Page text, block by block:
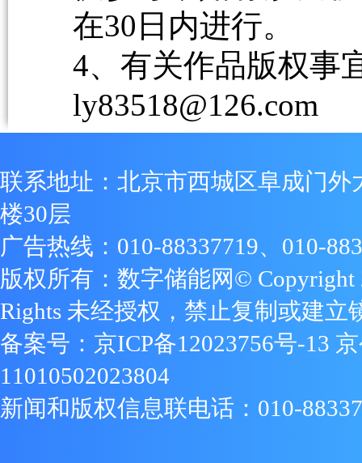
在30日内进行。
4、有关作品版权事
ly83518@126.com
联系地址：北京市西城区阜成门外
楼30层
广告热线：010-88337719、010-
版权所有：数字储能网© Copyright
Rights 未经授权，禁止复制或建立
备案号： 京ICP备12023756号-13
11010502023804
新闻和版权信息联电话：010-